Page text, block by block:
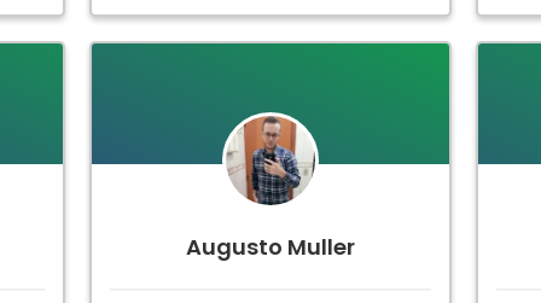
Augusto Muller